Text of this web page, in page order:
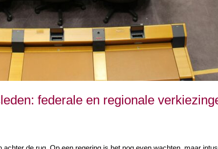
federale en regionale